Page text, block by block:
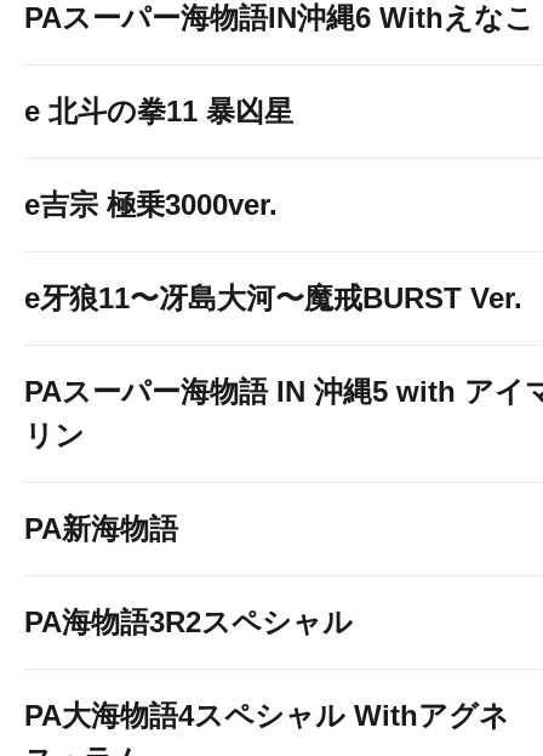
PAスーパー海物語IN沖縄6 Withえなこ
e 北斗の拳11 暴凶星
e吉宗 極乗3000ver.
e牙狼11〜冴島大河〜魔戒BURST Ver.
PAスーパー海物語 IN 沖縄5 with アイ
リン
PA新海物語
PA海物語3R2スペシャル
PA大海物語4スペシャル Withアグネ